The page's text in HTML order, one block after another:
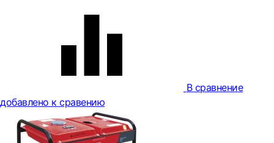
В сравнение
добавлено к сравению